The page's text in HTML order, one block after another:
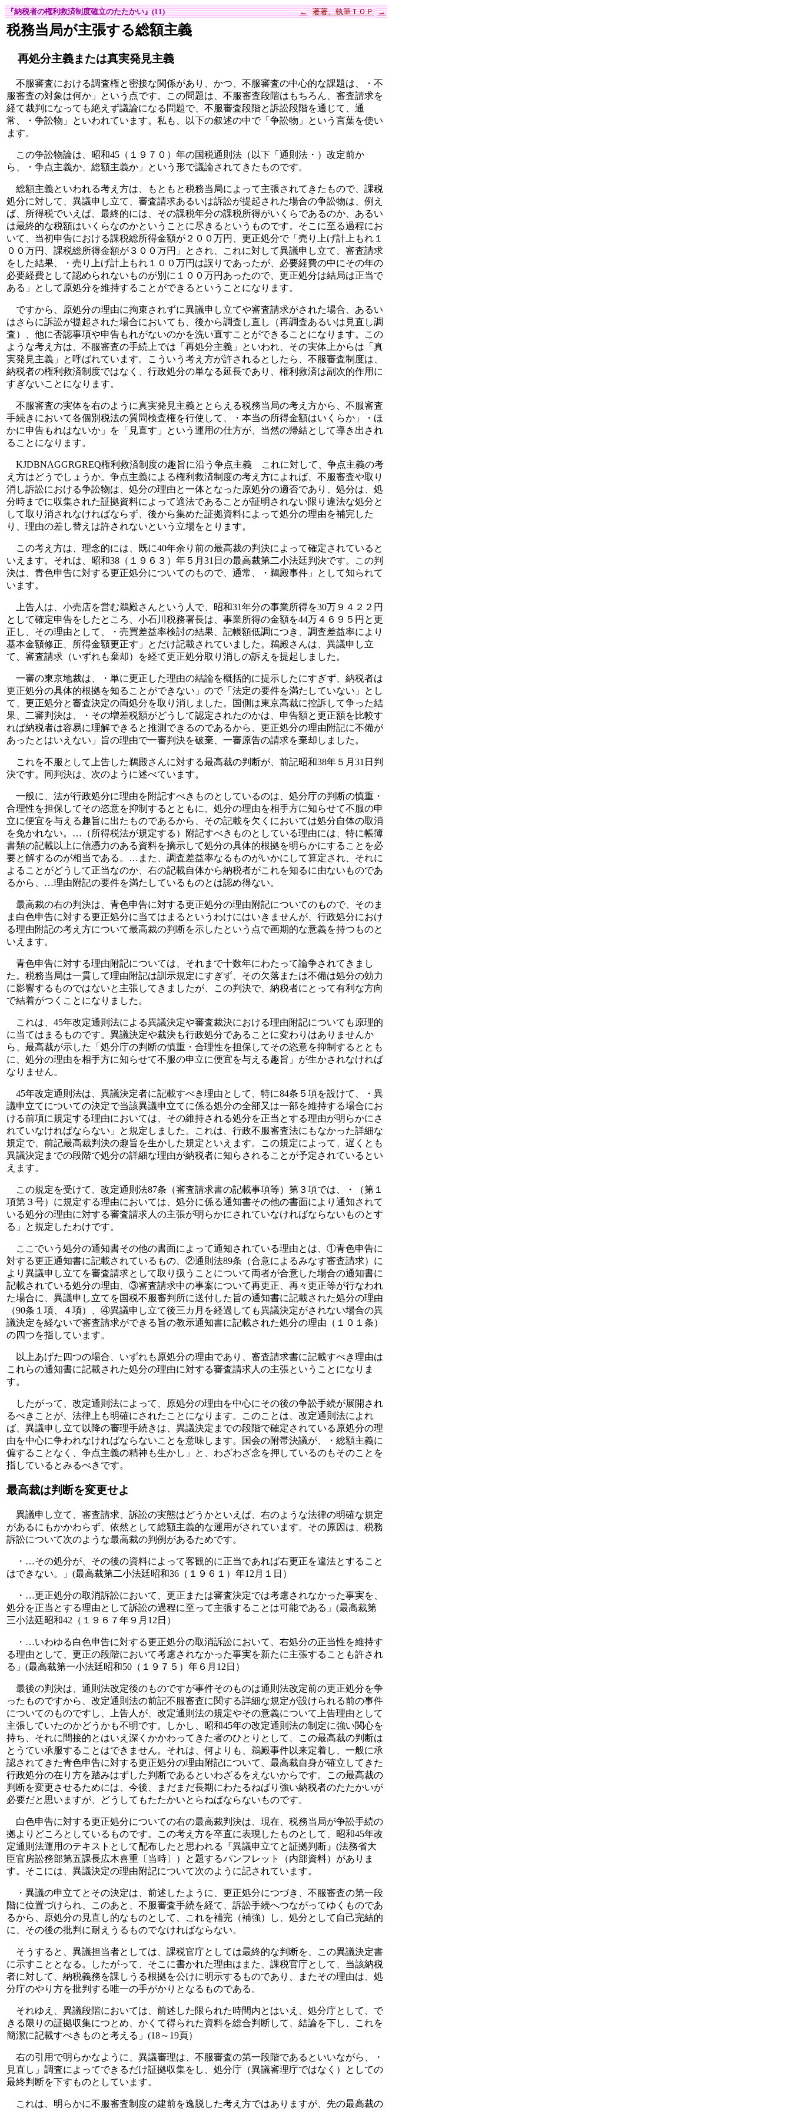
『納税者の権利救済制度確立のたたかい』(11) ← 著著、執筆ＴＯＰ →
税務当局が主張する総額主義
再処分主義または真実発見主義
不服審査における調査権と密接な関係があり、かつ、不服審査の中心的な課題は、・不
服審査の対象は何か」という点です。この問題は、不服審査段階はもちろん、審査請求を
経て裁判になっても絶えず議論になる問題で、不服審査段階と訴訟段階を通じて、通
常、・争訟物」といわれています。私も、以下の叙述の中で「争訟物」という言葉を使い
ます。
この争訟物論は、昭和45（１９７０）年の国税通則法（以下「通則法・）改定前か
ら、・争点主義か、総額主義か」という形で議論されてきたものです。
総額主義といわれる考え方は、もともと税務当局によって主張されてきたもので、課税
処分に対して、異議申し立て、審査請求あるいは訴訟が提起された場合の争訟物は、例え
ば、所得税でいえば、最終的には、その課税年分の課税所得がいくらであるのか、あるい
は最終的な税額はいくらなのかということに尽きるというものです。そこに至る過程にお
いて、当初申告における課税総所得金額が２００万円、更正処分で「売り上げ計上もれ１
００万円、課税総所得金額が３００万円」とされ、これに対して異議申し立て、審査請求
をした結果、・売り上げ計上もれ１００万円は誤りであったが、必要経費の中にその年の
必要経費として認められないものが別に１００万円あったので、更正処分は結局は正当で
ある」として原処分を維持することができるということになります。
ですから、原処分の理由に拘束されずに異議申し立てや審査請求がされた場合、あるい
はさらに訴訟が提起された場合においても、後から調査し直し（再調査あるいは見直し調
査）、他に否認事項や申告もれがないのかを洗い直すことができることになります。この
ような考え方は、不服審査の手続上では「再処分主義」といわれ、その実体上からは「真
実発見主義」と呼ばれています。こういう考え方が許されるとしたら、不服審査制度は、
納税者の権利救済制度ではなく、行政処分の単なる延長であり、権利救済は副次的作用に
すぎないことになります。
不服審査の実体を右のように真実発見主義ととらえる税務当局の考え方から、不服審査
手続きにおいて各個別税法の質問検査権を行使して、・本当の所得金額はいくらか」・ほ
かに申告もれはないか」を「見直す」という運用の仕方が、当然の帰結として導き出され
ることになります。
KJDBNAGGRGREQ権利救済制度の趣旨に沿う争点主義 これに対して、争点主義の考
え方はどうでしょうか。争点主義による権利救済制度の考え方によれば、不服審査や取り
消し訴訟における争訟物は、処分の理由と一体となった原処分の適否であり、処分は、処
分時までに収集された証拠資料によって適法であることが証明されない限り違法な処分と
して取り消されなければならず、後から集めた証拠資料によって処分の理由を補完した
り、理由の差し替えは許されないという立場をとります。
この考え方は、理念的には、既に40年余り前の最高裁の判決によって確定されていると
いえます。それは、昭和38（１９６３）年５月31日の最高裁第二小法廷判決です。この判
決は、青色申告に対する更正処分についてのもので、通常、・鵜殿事件」として知られて
います。
上告人は、小売店を営む鵜殿さんという人で、昭和31年分の事業所得を30万９４２２円
として確定申告をしたところ、小石川税務署長は、事業所得の金額を44万４６９５円と更
正し、その理由として、・売買差益率検討の結果、記帳額低調につき、調査差益率により
基本金額修正、所得金額更正す」とだけ記載されていました。鵜殿さんは、異議申し立
て、審査請求（いずれも棄却）を経て更正処分取り消しの訴えを提起しました。
一審の東京地裁は、・単に更正した理由の結論を概括的に提示したにすぎず、納税者は
更正処分の具体的根拠を知ることができない」ので「法定の要件を満たしていない」とし
て、更正処分と審査決定の両処分を取り消しました。国側は東京高裁に控訴して争った結
果、二審判決は、・その増差税額がどうして認定されたのかは、申告額と更正額を比較す
れば納税者は容易に理解できると推測できるのであるから、更正処分の理由附記に不備が
あったとはいえない」旨の理由で一審判決を破棄、一審原告の請求を棄却しました。
これを不服として上告した鵜殿さんに対する最高裁の判断が、前記昭和38年５月31日判
決です。同判決は、次のように述べています。
一般に、法が行政処分に理由を附記すべきものとしているのは、処分庁の判断の慎重・
合理性を担保してその恣意を抑制するとともに、処分の理由を相手方に知らせて不服の申
立に便宜を与える趣旨に出たものであるから、その記載を欠くにおいては処分自体の取消
を免かれない。…（所得税法が規定する）附記すべきものとしている理由には、特に帳簿
書類の記載以上に信憑力のある資料を摘示して処分の具体的根拠を明らかにすることを必
要と解するのが相当である。…また、調査差益率なるものがいかにして算定され、それに
よることがどうして正当なのか、右の記載自体から納税者がこれを知るに由ないものであ
るから、…理由附記の要件を満たしているものとは認め得ない。
最高裁の右の判決は、青色申告に対する更正処分の理由附記についてのもので、そのま
ま白色申告に対する更正処分に当てはまるというわけにはいきませんが、行政処分におけ
る理由附記の考え方について最高裁の判断を示したという点で画期的な意義を持つものと
いえます。
青色申告に対する理由附記については、それまで十数年にわたって論争されてきまし
た。税務当局は一貫して理由附記は訓示規定にすぎず、その欠落または不備は処分の効力
に影響するものではないと主張してきましたが、この判決で、納税者にとって有利な方向
で結着がつくことになりました。
これは、45年改定通則法による異議決定や審査裁決における理由附記についても原理的
に当てはまるものです。異議決定や裁決も行政処分であることに変わりはありませんか
ら、最高裁が示した「処分庁の判断の慎重・合理性を担保してその恣意を抑制するととも
に、処分の理由を相手方に知らせて不服の申立に便宜を与える趣旨」が生かされなければ
なりません。
45年改定通則法は、異議決定者に記載すべき理由として、特に84条５項を設けて、・異
議申立てについての決定で当該異議申立てに係る処分の全部又は一部を維持する場合にお
ける前項に規定する理由においては、その維持される処分を正当とする理由が明らかにさ
れていなければならない」と規定しました。これは、行政不服審査法にもなかった詳細な
規定で、前記最高裁判決の趣旨を生かした規定といえます。この規定によって、遅くとも
異議決定までの段階で処分の詳細な理由が納税者に知らされることが予定されているとい
えます。
この規定を受けて、改定通則法87条（審査請求書の記載事項等）第３項では、・（第１
項第３号）に規定する理由においては、処分に係る通知書その他の書面により通知されて
いる処分の理由に対する審査請求人の主張が明らかにされていなければならないものとす
る」と規定したわけです。
ここでいう処分の通知書その他の書面によって通知されている理由とは、①青色申告に
対する更正通知書に記載されているもの、②通則法89条（合意によるみなす審査請求）に
より異議申し立てを審査請求として取り扱うことについて両者が合意した場合の通知書に
記載されている処分の理由、③審査請求中の事案について再更正、再々更正等が行なわれ
た場合に、異議申し立てを国税不服審判所に送付した旨の通知書に記載された処分の理由
（90条１項、４項）、④異議申し立て後三カ月を経過しても異議決定がされない場合の異
議決定を経ないで審査請求ができる旨の教示通知書に記載された処分の理由（１０１条）
の四つを指しています。
以上あげた四つの場合、いずれも原処分の理由であり、審査請求書に記載すべき理由は
これらの通知書に記載された処分の理由に対する審査請求人の主張ということになりま
す。
したがって、改定通則法によって、原処分の理由を中心にその後の争訟手続が展開され
るべきことが、法律上も明確にされたことになります。このことは、改定通則法によれ
ば、異議申し立て以降の審理手続きは、異議決定までの段階で確定されている原処分の理
由を中心に争われなければならないことを意味します。国会の附帯決議が、・総額主義に
偏することなく、争点主義の精神も生かし」と、わざわざ念を押しているのもそのことを
指しているとみるべきです。
最高裁は判断を変更せよ
異議申し立て、審査請求、訴訟の実態はどうかといえば、右のような法律の明確な規定
があるにもかかわらず、依然として総額主義的な運用がされています。その原因は、税務
訴訟について次のような最高裁の判例があるためです。
・…その処分が、その後の資料によって客観的に正当であれば右更正を違法とすること
はできない。」(最高裁第二小法廷昭和36（１９６１）年12月１日）
・…更正処分の取消訴訟において、更正または審査決定では考慮されなかった事実を、
処分を正当とする理由として訴訟の過程に至って主張することは可能である」(最高裁第
三小法廷昭和42（１９６７年９月12日）
・…いわゆる白色申告に対する更正処分の取消訴訟において、右処分の正当性を維持す
る理由として、更正の段階において考慮されなかった事実を新たに主張することも許され
る」(最高裁第一小法廷昭和50（１９７５）年６月12日）
最後の判決は、通則法改定後のものですが事件そのものは通則法改定前の更正処分を争
ったものですから、改定通則法の前記不服審査に関する詳細な規定が設けられる前の事件
についてのものですし、上告人が、改定通則法の規定やその意義について上告理由として
主張していたのかどうかも不明です。しかし、昭和45年の改定通則法の制定に強い関心を
持ち、それに間接的とはいえ深くかかわってきた者のひとりとして、この最高裁の判断は
とうてい承服することはできません。それは、何よりも、鵜殿事件以来定着し、一般に承
認されてきた青色申告に対する更正処分の理由附記について、最高裁自身が確立してきた
行政処分の在り方を踏みはずした判断であるといわざるをえないからです。この最高裁の
判断を変更させるためには、今後、まだまだ長期にわたるねばり強い納税者のたたかいが
必要だと思いますが、どうしてもたたかいとらねばならないものです。
白色申告に対する更正処分についての右の最高裁判決は、現在、税務当局が争訟手続の
拠よりどころとしているものです。この考え方を卒直に表現したものとして、昭和45年改
定通則法運用のテキストとして配布したと思われる『異議申立てと証拠判断』(法務省大
臣官房訟務部第五課長広木喜重〔当時〕）と題するパンフレット（内部資料）がありま
す。そこには、異議決定の理由附記について次のように記されています。
・異議の申立てとその決定は、前述したように、更正処分につづき、不服審査の第一段
階に位置づけられ、このあと、不服審査手続を経て、訴訟手続へつながってゆくものであ
るから、原処分の見直し的なものとして、これを補完（補強）し、処分として自己完結的
に、その後の批判に耐えうるものでなければならない。
そうすると、異議担当者としては、課税官庁としては最終的な判断を、この異議決定書
に示すこととなる。したがって、そこに書かれた理由はまた、課税官庁として、当該納税
者に対して、納税義務を課しうる根拠を公けに明示するものであり、またその理由は、処
分庁のやり方を批判する唯一の手がかりとなるものである。
それゆえ、異議段階においては、前述した限られた時間内とはいえ、処分庁として、で
きる限りの証拠収集につとめ、かくて得られた資料を総合判断して、結論を下し、これを
簡潔に記載すべきものと考える」(18～19頁）
右の引用で明らかなように、異議審理は、不服審査の第一段階であるといいながら、・
見直し」調査によってできるだけ証拠収集をし、処分庁（異議審理庁ではなく）としての
最終判断を下すものとしています。
これは、明らかに不服審査制度の建前を逸脱した考え方ではありますが、先の最高裁の